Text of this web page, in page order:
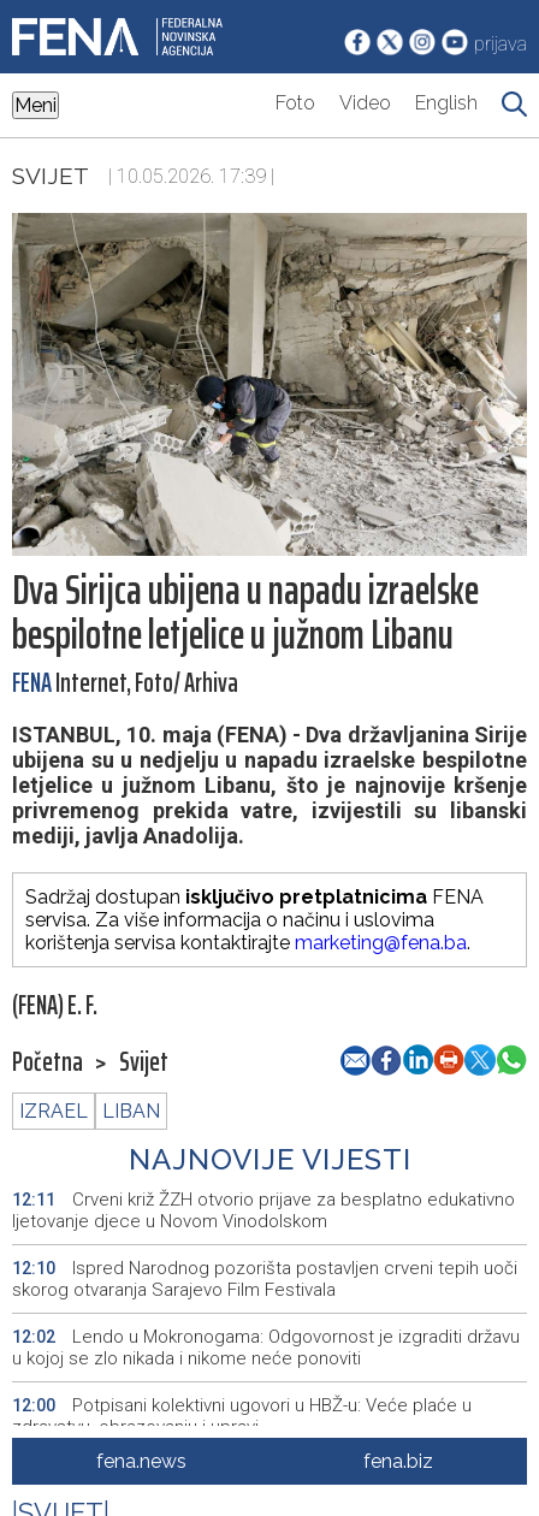
prijava
Meni Foto Video English
SVIJET | 10.05.2026. 17:39 |
Dva Sirijca ubijena u napadu izraelske
bespilotne letjelice u južnom Libanu
FENAInternet, Foto/ Arhiva
ISTANBUL, 10. maja (FENA) - Dva državljanina Sirije
ubijena su u nedjelju u napadu izraelske bespilotne
letjelice u južnom Libanu, što je najnovije kršenje
privremenog prekida vatre, izvijestili su libanski
mediji, javlja Anadolija.
Sadržaj dostupan isključivo pretplatnicima FENA
servisa. Za više informacija o načinu i uslovima
korištenja servisa kontaktirajte marketing@fena.ba.
(FENA) E. F.
Početna > Svijet
IZRAEL LIBAN
NAJNOVIJE VIJESTI
12:11
Crveni križ ŽZH otvorio prijave za besplatno edukativno
ljetovanje djece u Novom Vinodolskom
12:10
Ispred Narodnog pozorišta postavljen crveni tepih uoči
skorog otvaranja Sarajevo Film Festivala
12:02
Lendo u Mokronogama: Odgovornost je izgraditi državu
u kojoj se zlo nikada i nikome neće ponoviti
12:00
Potpisani kolektivni ugovori u HBŽ-u: Veće plaće u
zdravstvu, obrazovanju i upravi
Puhovski: European Confederation an unrealistic idea,
EU has no clear plan for Western Balkans
fena.news fena.biz